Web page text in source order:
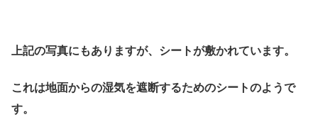
上記の写真にもありますが、シートが敷かれています。
これは地面からの湿気を遮断するためのシートのようで
す。